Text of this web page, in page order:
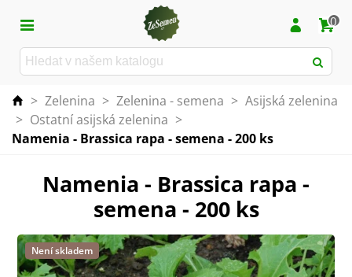
0
> Zelenina > Zelenina - semena > Asijská zelenina
> Ostatní asijská zelenina >
Namenia - Brassica rapa - semena - 200 ks
Namenia - Brassica rapa -
semena - 200 ks
Není skladem